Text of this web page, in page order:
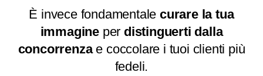
È invece fondamentalecurare la tua
immagine per distinguerti dalla
concorrenzae coccolare i tuoi clienti più
fedeli.